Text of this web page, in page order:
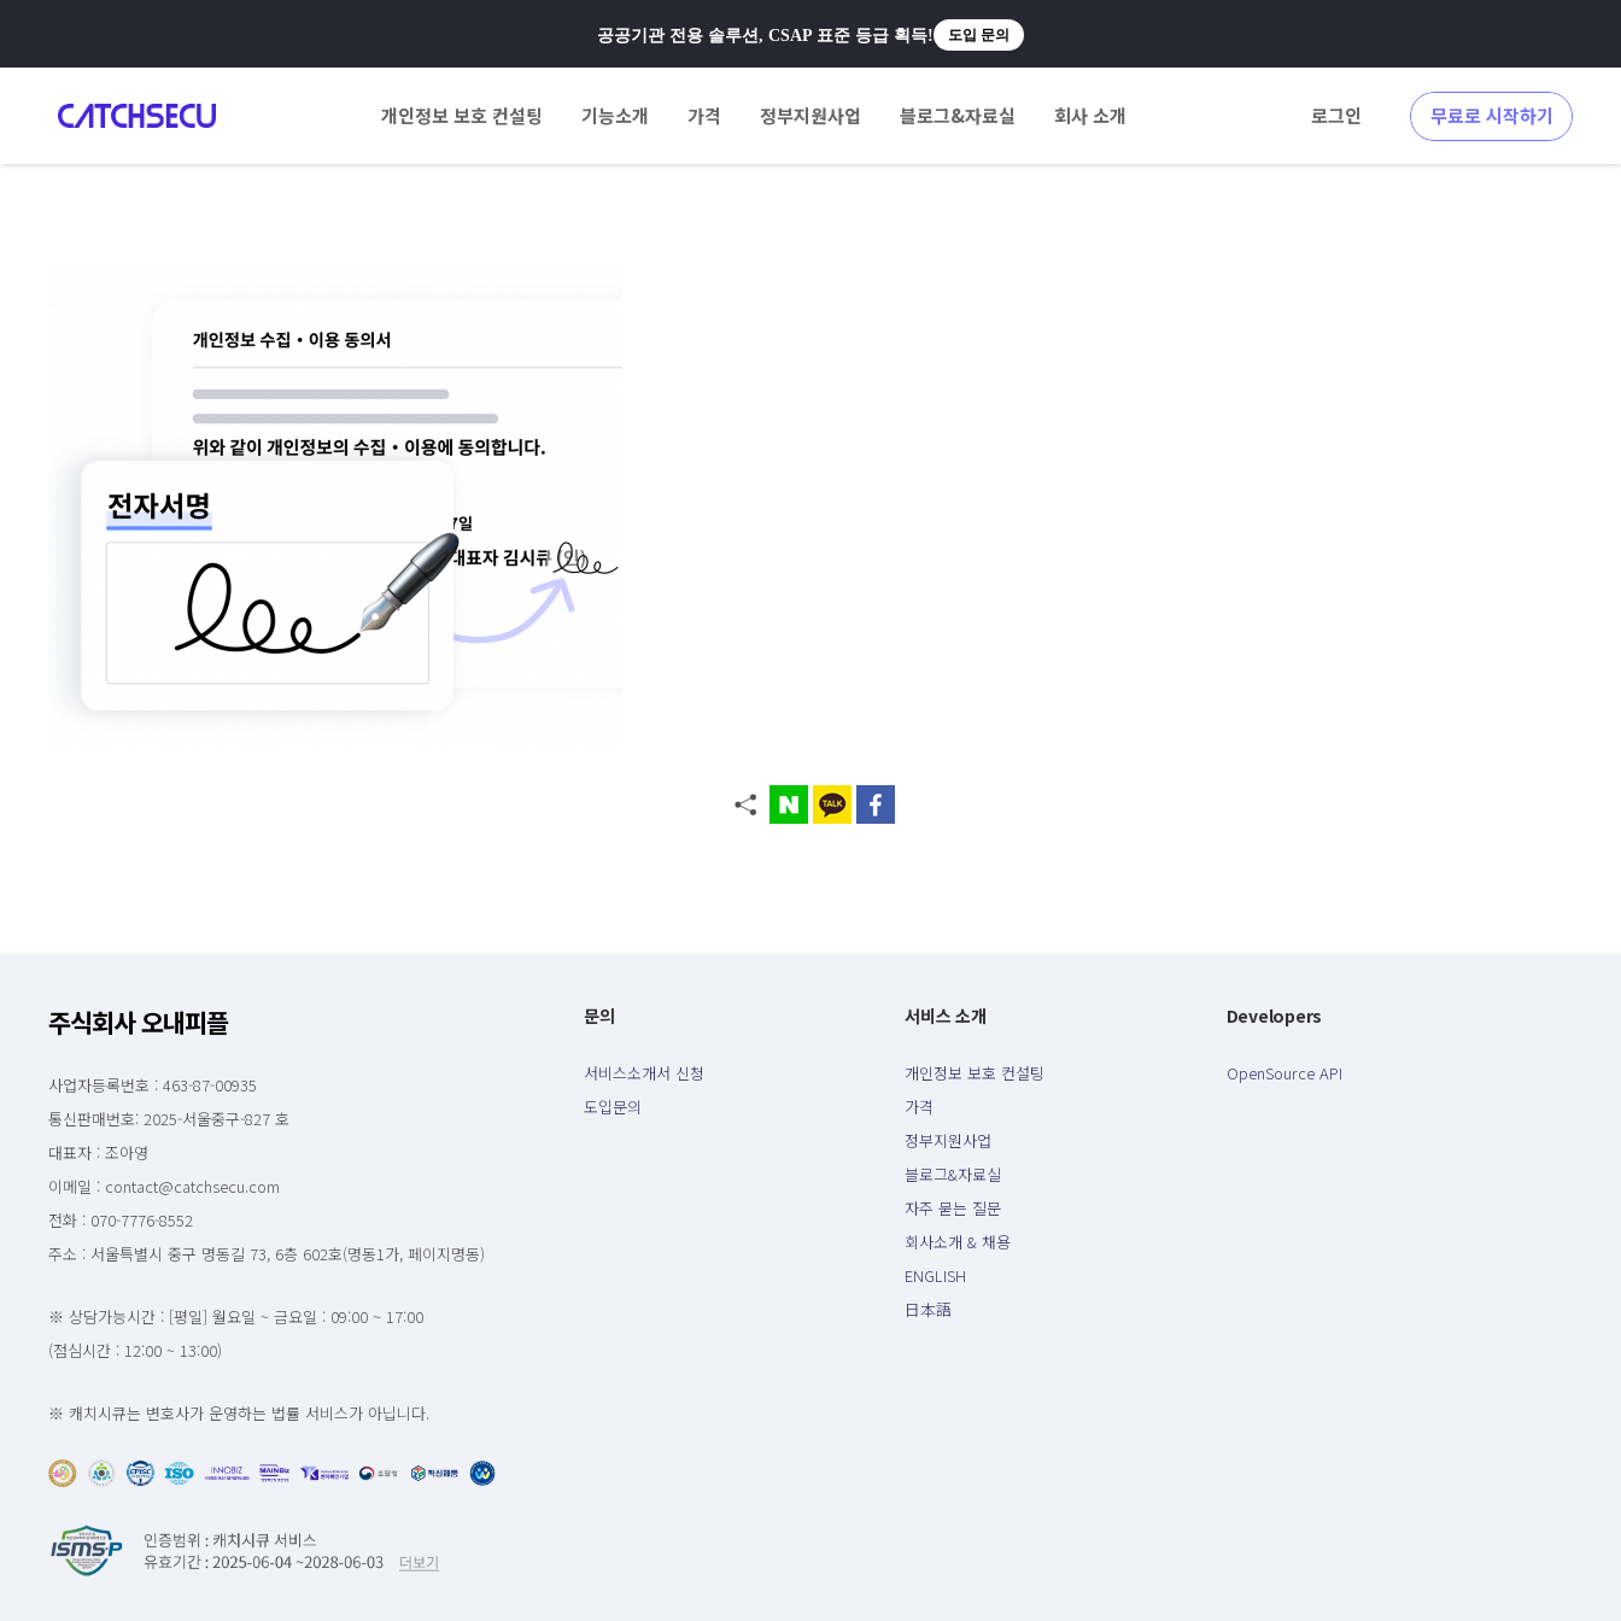
공공기관 전용 솔루션, CSAP 표준 등급 획득! 도입 문의
개인정보 보호 컨설팅 기능소개 가격 정부지원사업 블로그&자료실 회사 소개 로그인 무료로 시작하기
주식회사 오내피플
사업자등록번호 : 463-87-00935
통신판매번호: 2025-서울중구-827 호
대표자 : 조아영
이메일 : contact@catchsecu.com
전화 : 070-7776-8552
주소 : 서울특별시 중구 명동길 73, 6층 602호(명동1가, 페이지명동)
※ 상담가능시간 : [평일] 월요일 ~ 금요일 : 09:00 ~ 17:00
(점심시간 : 12:00 ~ 13:00)
※ 캐치시큐는 변호사가 운영하는 법률 서비스가 아닙니다.
문의
서비스소개서 신청
도입문의
서비스 소개
개인정보 보호 컨설팅
가격
정부지원사업
블로그&자료실
자주 묻는 질문
회사소개 & 채용
ENGLISH
日本語
Developers
OpenSource API